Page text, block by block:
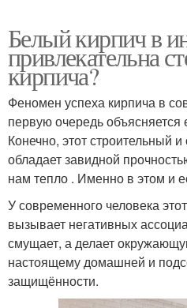
Белый кирпич в
привлекательна
кирпича?
Феномен успеха кирпича в
первую очередь объясняется
Конечно, этот строительный
обладает завидной
нам тепло . Именно в этом и
У современного человека
вызывает негативных
смущает, а делает
настоящему домашней и
защищённости.